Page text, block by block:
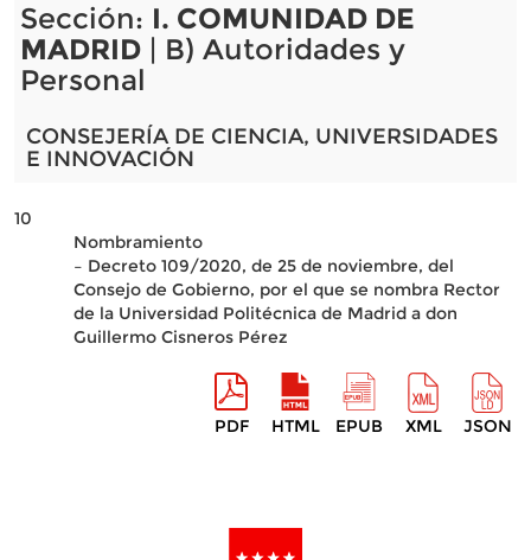
Sección: I. COMUNIDAD DE
MADRID| B) Autoridades y
Personal
CONSEJERÍA DE CIENCIA, UNIVERSIDADES
E INNOVACIÓN
10
Nombramiento
– Decreto 109/2020, de 25 de noviembre, del
Consejo de Gobierno, por el que se nombra Rector
de la Universidad Politécnica de Madrid a don
Guillermo Cisneros Pérez
PDF HTML EPUB XML JSON